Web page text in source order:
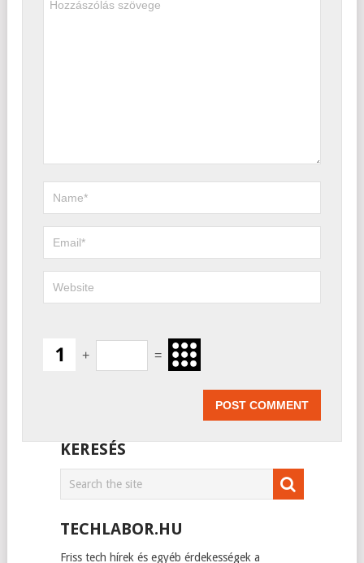
+ =
KERESÉS
TECHLABOR.HU
Friss tech hírek és egyéb érdekességek a